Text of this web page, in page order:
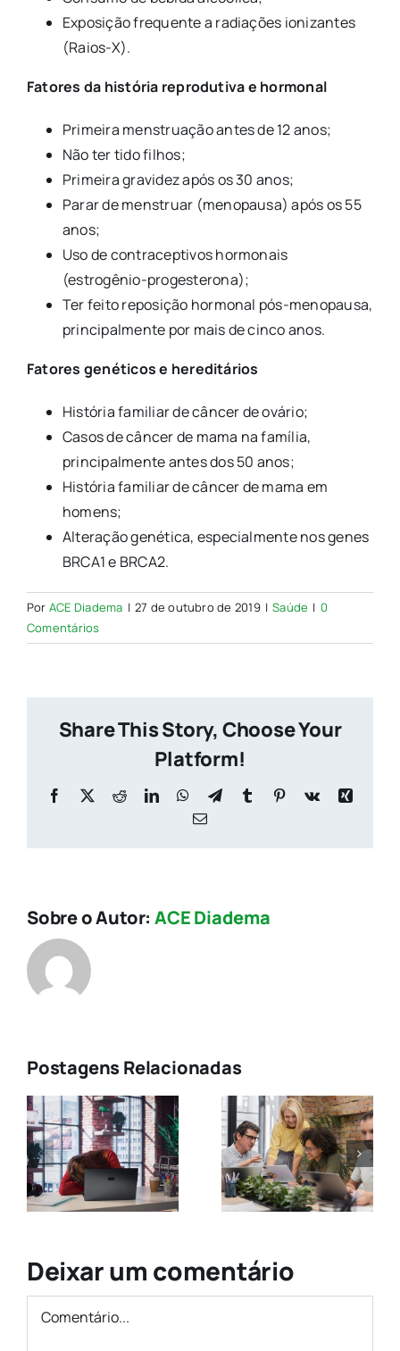
Exposição frequente a radiações ionizantes
(Raios-X).
Fatores da história reprodutiva e hormonal
Primeira menstruação antes de 12 anos;
Não ter tido filhos;
Primeira gravidez após os 30 anos;
Parar de menstruar (menopausa) após os 55
anos;
Uso de contraceptivos hormonais
(estrogênio-progesterona);
Ter feito reposição hormonal pós-menopausa,
principalmente por mais de cinco anos.
Fatores genéticos e hereditários
História familiar de câncer de ovário;
Casos de câncer de mama na família,
principalmente antes dos 50 anos;
História familiar de câncer de mama em
homens;
Alteração genética, especialmente nos genes
BRCA1 e BRCA2.
Por ACE Diadema | 27 de outubro de 2019 | Saúde | 0
Comentários
Share This Story, Choose Your
Platform!
Facebook
X RedditLinkedInWhatsApp
TelegramTumblr Pinterest
Vk
Xing
E-
Sobre o Autor:ACE Diadema
Postagens Relacionadas
Ambiente
Saudável e
Produtividade
É hora de
expandir o
acesso à
saúde
Deixar um comentário
Comentário